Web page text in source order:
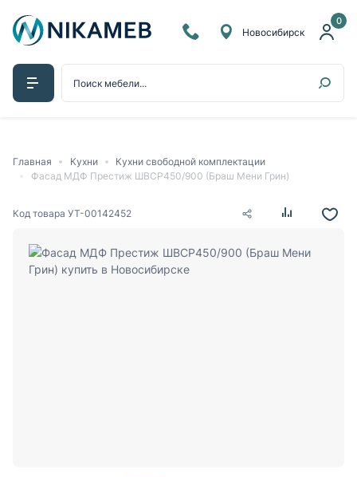
0
Новосибирск
Главная Кухни
Кухни свободной комплектации
Фасад МДФ Престиж ШВСР450/900 (Браш Мени Грин)
Код товара УТ-00142452